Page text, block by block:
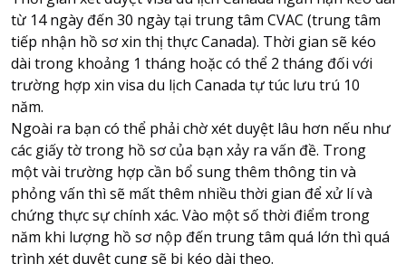
từ 14 ngày đến 30 ngày tại trung tâm CVAC (trung tâm
tiếp nhận hồ sơ xin thị thực Canada). Thời gian sẽ kéo
dài trong khoảng 1 tháng hoặc có thể 2 tháng đối với
trường hợp xin visa du lịch Canada tự túc lưu trú 10
năm.
Ngoài ra bạn có thể phải chờ xét duyệt lâu hơn nếu như
các giấy tờ trong hồ sơ của bạn xảy ra vấn đề. Trong
một vài trường hợp cần bổ sung thêm thông tin và
phỏng vấn thì sẽ mất thêm nhiều thời gian để xử lí và
chứng thực sự chính xác. Vào một số thời điểm trong
năm khi lượng hồ sơ nộp đến trung tâm quá lớn thì quá
trình xét duyệt cung sẽ bị kéo dài theo.